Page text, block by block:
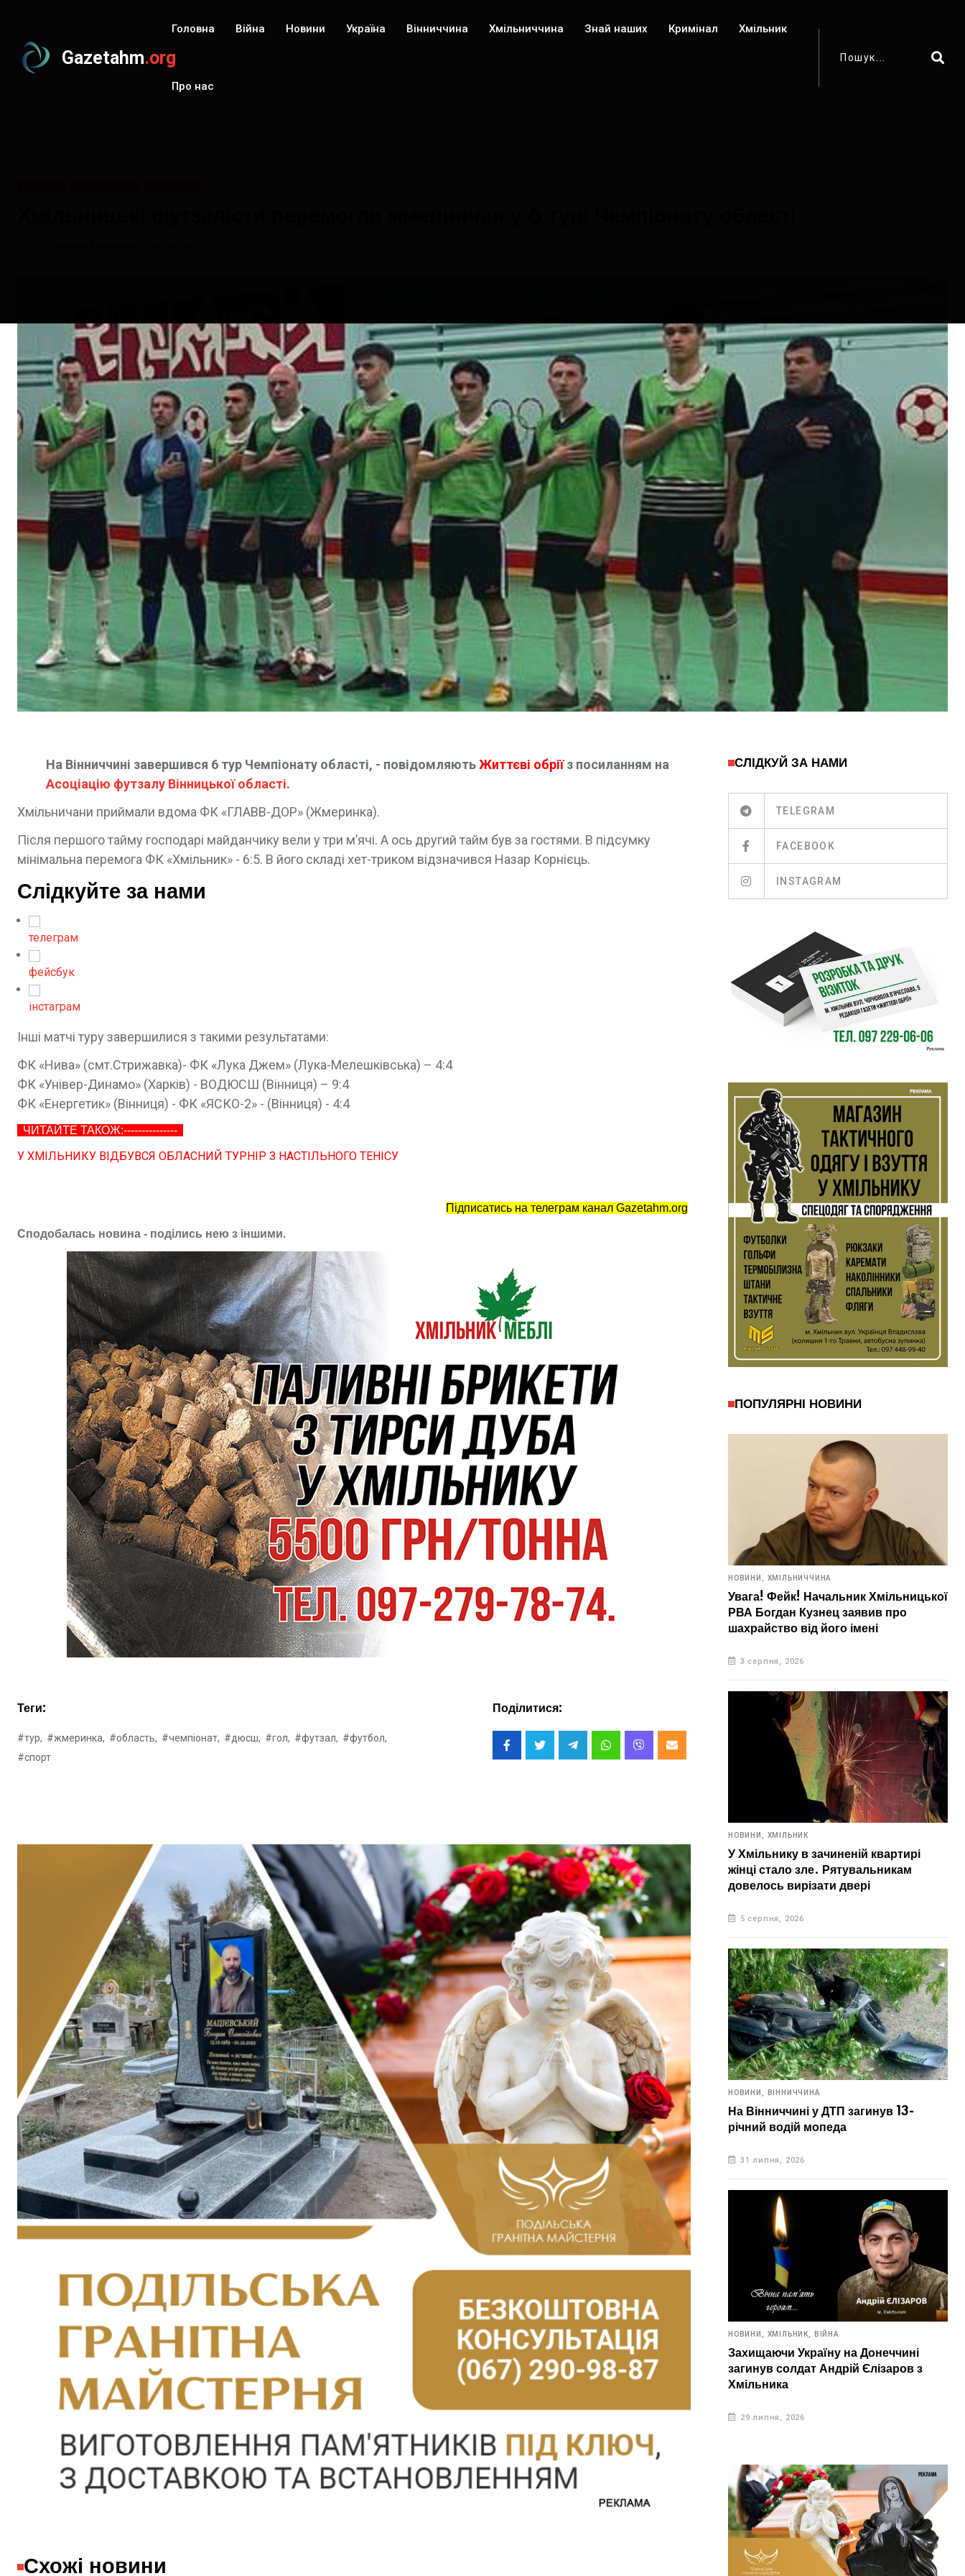
Gazetahm.org
Головна Війна Новини Україна Вінниччина Хмільниччина Знай наших Кримінал Хмільник
Про нас
Хмільницькі футзалісти перемогли жмеринчан у 6 турі Чемпіонату області
На Вінниччині завершився 6 тур Чемпіонату області, - повідомляютьЖиттєві обріїз посиланням на
Асоціацію футзалу Вінницької області.
Хмільничани приймали вдома ФК «ГЛАВВ-ДОР» (Жмеринка).
Після першого тайму господарі майданчику вели у три м’ячі. А ось другий тайм був за гостями. В підсумку
мінімальна перемога ФК «Хмільник» - 6:5. В його складі хет-триком відзначився Назар Корнієць.
Слідкуйте за нами
телеграм
фейсбук
інстаграм
Інші матчі туру завершилися з такими результатами:
ФК «Нива» (смт.Стрижавка)- ФК «Лука Джем» (Лука-Мелешківська) – 4:4
ФК «Універ-Динамо» (Харків) - ВОДЮСШ (Вінниця) – 9:4
ФК «Енергетик» (Вінниця) - ФК «ЯСКО-2» - (Вінниця) - 4:4
ЧИТАЙТЕ ТАКОЖ:---------------
У ХМІЛЬНИКУ ВІДБУВСЯ ОБЛАСНИЙ ТУРНІР З НАСТІЛЬНОГО ТЕНІСУ
Підписатись на телеграм канал Gazetahm.org
Сподобалась новина - поділись нею з іншими.
Теги:
#тур, #жмеринка, #область, #чемпіонат, #дюсш, #гол, #футзал, #футбол,
#спорт
Поділитися:
Схожі новини
СЛІДКУЙ ЗА НАМИ
TELEGRAM
FACEBOOK
INSTAGRAM
ПОПУЛЯРНІ НОВИНИ
НОВИНИ, ХМІЛЬНИЧЧИНА
Увага! Фейк! Начальник Хмільницької
РВА Богдан Кузнец заявив про
шахрайство від його імені
3 серпня, 2026
НОВИНИ, ХМІЛЬНИК
У Хмільнику в зачиненій квартирі
жінці стало зле. Рятувальникам
довелось вирізати двері
5 серпня, 2026
НОВИНИ, ВІННИЧЧИНА
На Вінниччині у ДТП загинув 13-
річний водій мопеда
31 липня, 2026
НОВИНИ, ХМІЛЬНИК, ВІЙНА
Захищаючи Україну на Донеччині
загинув солдат Андрій Єлізаров з
Хмільника
29 липня, 2026